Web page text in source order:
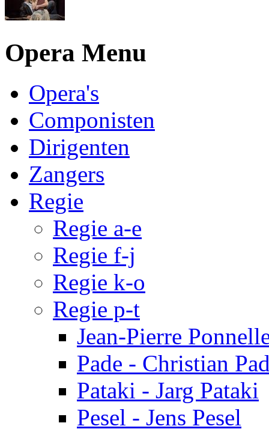
Opera Menu
Opera's
Componisten
Dirigenten
Zangers
Regie
Regie a-e
Regie f-j
Regie k-o
Regie p-t
Jean-Pierre
Pade - Christian
Pataki - Jarg Pataki
Pesel - Jens Pesel